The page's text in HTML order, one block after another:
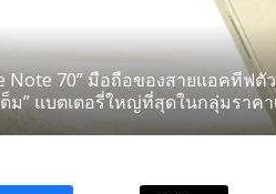
Note 70” มือถือของสายแอคทีฟตั
ม” แบตเตอรี่ใหญ่ที่สุดในกลุ่มราคา